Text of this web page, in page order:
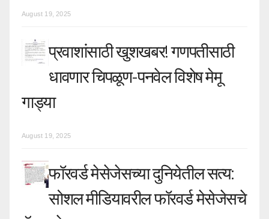
August 19, 2025
प्रवाशांसाठी खुशखबर! गणपतीसाठी
धावणार चिपळूण-पनवेल विशेष मेमू
गाड्या
August 19, 2025
फॉरवर्ड मेसेजेसच्या दुनियेतील सत्य:
सोशल मीडियावरील फॉरवर्ड मेसेजेसचे